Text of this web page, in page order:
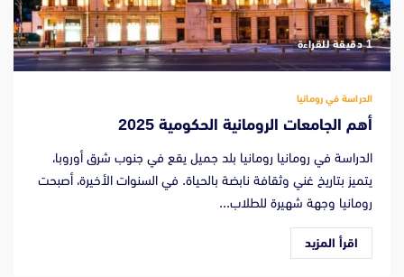
‫1 دقيقة للقراءة
الدراسة في رومانيا
أهم الجامعات الرومانية الحكومية 2025
الدراسة في رومانيا رومانيا بلد جميل يقع في جنوب شرق أوروبا،
يتميز بتاريخ غني وثقافة نابضة بالحياة. في السنوات الأخيرة، أصبحت
رومانيا وجهة شهيرة للطلاب...
اقرأ المزيد